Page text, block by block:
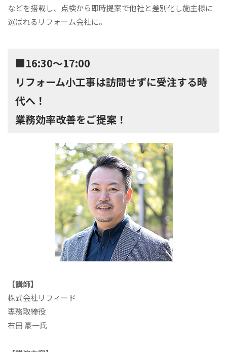
などを搭載し、点検から即時提案で他社と差別化し施主様に
選ばれるリフォーム会社に。
■16:30〜17:00
リフォーム小工事は訪問せずに受注する時
代へ！
業務効率改善をご提案！
【講師】
株式会社リフィード
専務取締役
右⽥ 豪⼀氏